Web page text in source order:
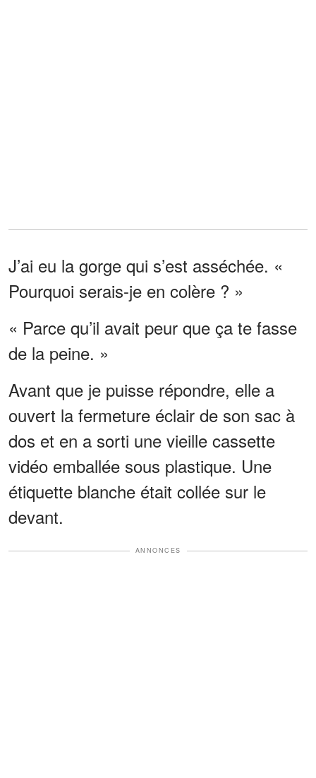
J’ai eu la gorge qui s’est asséchée. «
Pourquoi serais-je en colère ? »
« Parce qu’il avait peur que ça te fasse
de la peine. »
Avant que je puisse répondre, elle a
ouvert la fermeture éclair de son sac à
dos et en a sorti une vieille cassette
vidéo emballée sous plastique. Une
étiquette blanche était collée sur le
devant.
ANNONCES